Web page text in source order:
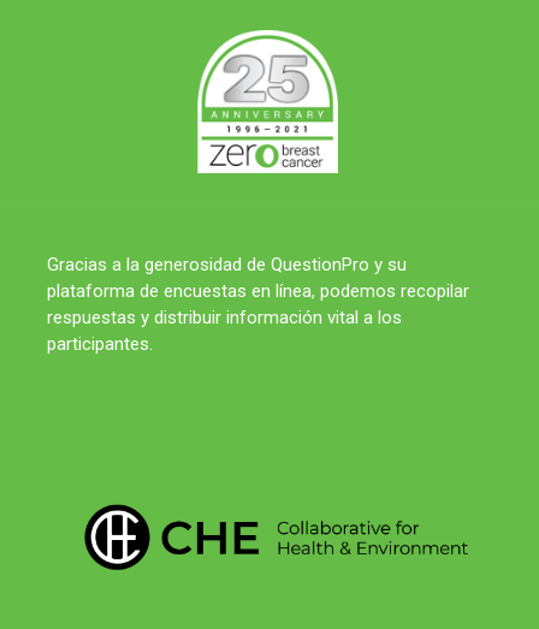
Gracias a la generosidad de QuestionPro y su
plataforma de encuestas en línea, podemos recopilar
respuestas y distribuir información vital a los
participantes.